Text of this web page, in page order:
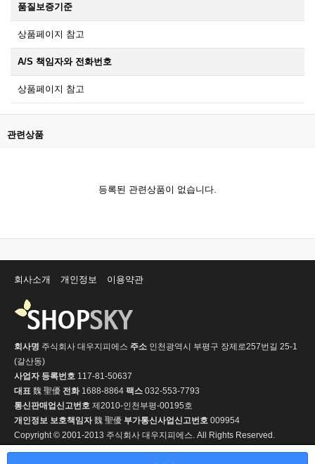
품질보증기준
상품페이지 참고
A/S 책임자와 전화번호
상품페이지 참고
관련상품
등록된 관련상품이 없습니다.
회사소개 개인정보 이용약관
회사명 주식회사 대우지피에스 주소 인천광역시 부평구 장제로257번길 25-1
(갈산동)
사업자 등록번호 117-81-50637
대표 魏 聖優 전화1688-8864 팩스 032-553-7793
통신판매업신고번호 제2010-인천부평-00195호
개인정보 보호책임자魏 聖優 부가통신사업신고번호 009954
Copyright © 2001-2013 주식회사 대우지피에스. All Rights Reserved.